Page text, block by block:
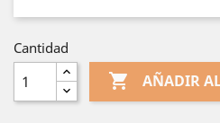
Cantidad
 AÑADIR